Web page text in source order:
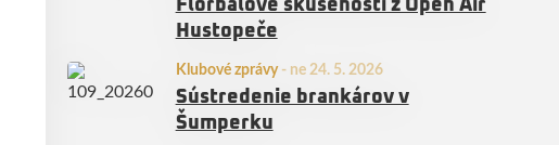
Florbalové skúsenosti z Open Air
Hustopeče
Klubové zprávy- ne 24. 5. 2026
Sústredenie brankárov v
Šumperku